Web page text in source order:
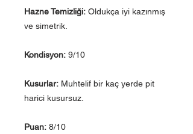
Hazne Temizliği: Oldukça iyi kazınmış
ve simetrik.
Kondisyon: 9/10
Kusurlar: Muhtelif bir kaç yerde pit
harici kusursuz.
Puan: 8/10